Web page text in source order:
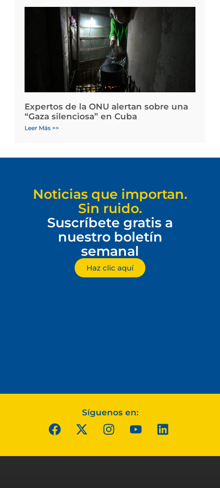
Expertos de la ONU alertan sobre una
“Gaza silenciosa” en Cuba
Leer Más >>
Noticias que importan.
Sin ruido.
Suscríbete gratis a
nuestro boletín
semanal
Haz clic aquí
Síguenos en: